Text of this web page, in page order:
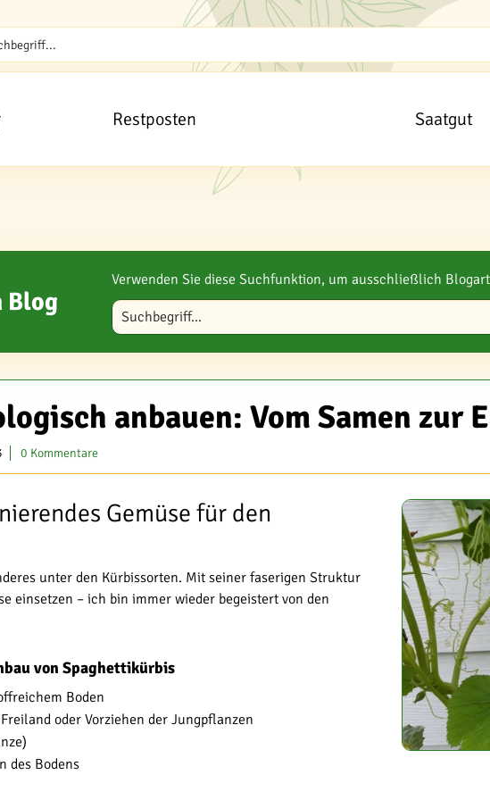
Restposten Saatgut
Blog
Verwenden Sie diese Suchfunktion, um ausschließlich
Blog durchsuchen
anbauen: Vom Samen zur
0 Kommentare
Gemüse für den
unter den Kürbissorten. Mit seiner faserigen Struktur
einsetzen – ich bin immer wieder begeistert von den
von Spaghettikürbis
Boden
oder Vorziehen der Jungpflanzen
des Bodens